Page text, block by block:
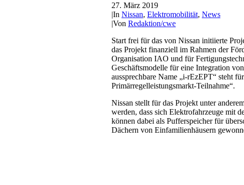
27. März 2019
|In Nissan, Elektromobilität, News
|Von Redaktion/cwe
Start frei für das von Nissan initiierte
das Projekt finanziell im Rahmen der
Organisation IAO und für
Geschäftsmodelle für eine Integration
aussprechbare Name „i-rEzEPT“ steht
Primärregelleistungsmarkt-Teilnahme“.
Nissan stellt für das Projekt unter
werden, dass sich Elektrofahrzeuge mit
können dabei als Pufferspeicher für
Dächern von Einfamilienhäusern